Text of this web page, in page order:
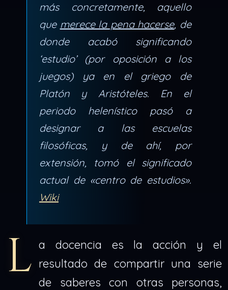
más concretamente, aquello
que merece la pena hacerse, de
donde acabó significando
‘estudio’ (por oposición a los
juegos) ya en el griego de
Platón y Aristóteles. En el
periodo helenístico pasó a
designar a las escuelas
filosóficas, y de ahí, por
extensión, tomó el significado
actual de «centro de estudios».
Wiki
L a docencia es la acción y el
resultado de compartir una serie
de saberes con otras personas,